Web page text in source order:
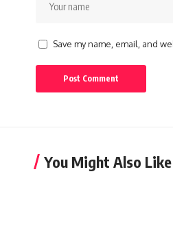
Save my name, email, and
You Might Also Like